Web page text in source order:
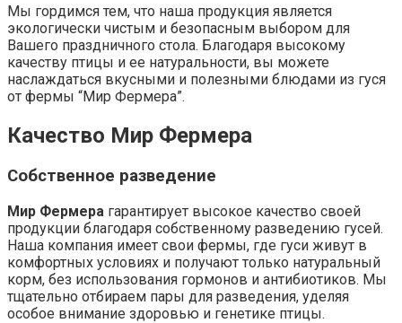
Мы гордимся тем, что наша продукция является
экологически чистым и безопасным выбором для
Вашего праздничного стола. Благодаря высокому
качеству птицы и ее натуральности, вы можете
наслаждаться вкусными и полезными блюдами из гуся
от фермы “Мир Фермера”.
Качество Мир Фермера
Собственное разведение
Мир Фермера гарантирует высокое качество своей
продукции благодаря собственному разведению гусей.
Наша компания имеет свои фермы, где гуси живут в
комфортных условиях и получают только натуральный
корм, без использования гормонов и антибиотиков. Мы
тщательно отбираем пары для разведения, уделяя
особое внимание здоровью и генетике птицы.